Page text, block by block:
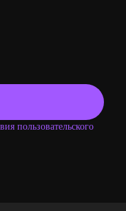
пользовательского